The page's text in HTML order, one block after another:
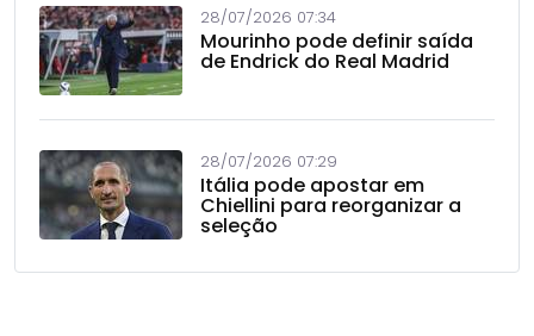
28/07/2026 07:34
Mourinho pode definir saída
de Endrick do Real Madrid
28/07/2026 07:29
Itália pode apostar em
Chiellini para reorganizar a
seleção